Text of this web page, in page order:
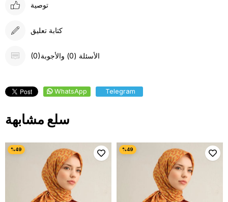
توصية
كتابة تعليق
(0)الأسئلة (0) والأجوبة
WhatsApp Telegram
سلع مشابهة